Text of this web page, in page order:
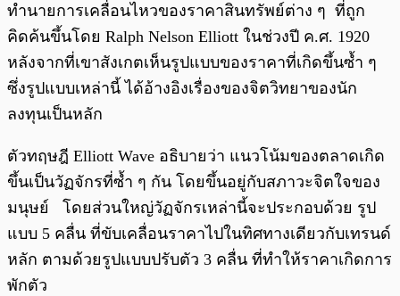
ทำนายการเคลื่อนไหวของราคาสินทรัพย์ต่าง ๆ ที่ถูก
คิดค้นขึ้นโดย Ralph Nelson Elliott ในช่วงปี ค.ศ. 1920
หลังจากที่เขาสังเกตเห็นรูปแบบของราคาที่เกิดขึ้นซ้ำ ๆ
ซึ่งรูปแบบเหล่านี้ ได้อ้างอิงเรื่องของจิตวิทยาของนัก
ลงทุนเป็นหลัก
ตัวทฤษฎี Elliott Wave อธิบายว่า แนวโน้มของตลาดเกิด
ขึ้นเป็นวัฏจักรที่ซ้ำ ๆ กัน โดยขึ้นอยู่กับสภาวะจิตใจของ
มนุษย์ โดยส่วนใหญ่วัฏจักรเหล่านี้จะประกอบด้วย รูป
แบบ 5 คลื่น ที่ขับเคลื่อนราคาไปในทิศทางเดียวกับเทรนด์
หลัก ตามด้วยรูปแบบปรับตัว 3 คลื่น ที่ทำให้ราคาเกิดการ
พักตัว